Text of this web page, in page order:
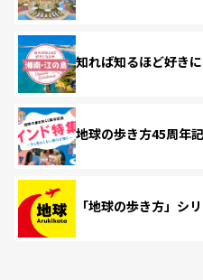
知れば知るほど好き
地球の歩き方45周年
「地球の歩き方」シ